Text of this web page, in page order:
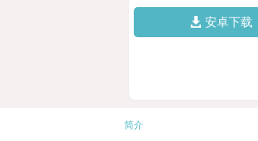
安卓下载
简介